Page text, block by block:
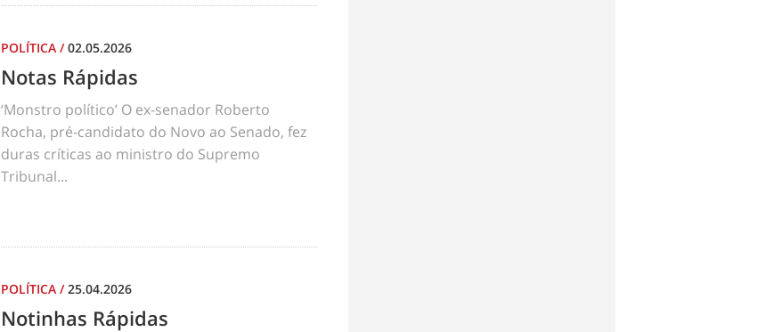
POLÍTICA /02.05.2026
Notas Rápidas
‘Monstro político’ O ex-senador Roberto
Rocha, pré-candidato do Novo ao Senado, fez
duras críticas ao ministro do Supremo
Tribunal...
POLÍTICA /25.04.2026
Notinhas Rápidas